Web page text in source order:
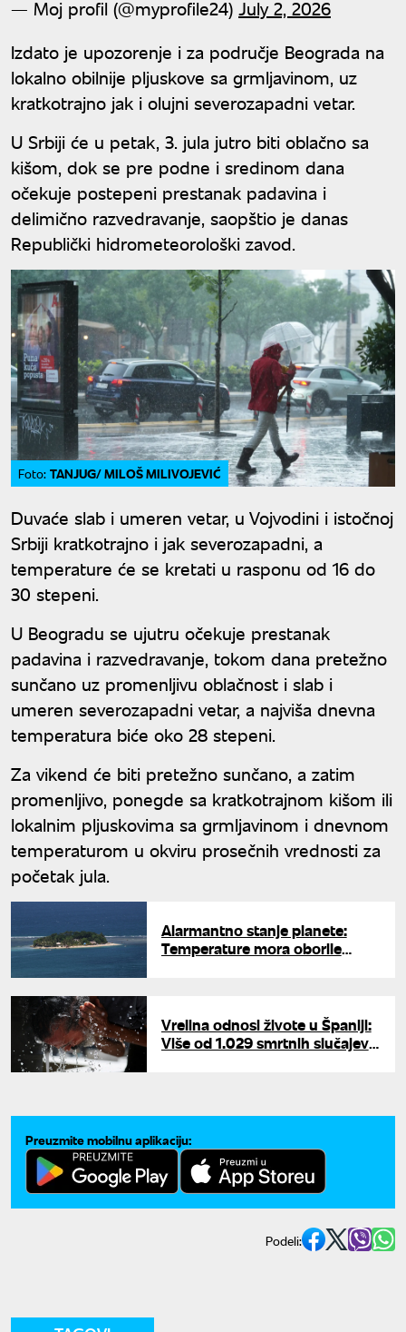
— Moj profil (@myprofile24) July 2, 2026
Izdato je upozorenje i za područje Beograda na
lokalno obilnije pljuskove sa grmljavinom, uz
kratkotrajno jak i olujni severozapadni vetar.
U Srbiji će u petak, 3. jula jutro biti oblačno sa
kišom, dok se pre podne i sredinom dana
očekuje postepeni prestanak padavina i
delimično razvedravanje, saopštio je danas
Republički hidrometeorološki zavod.
Foto: TANJUG/ MILOŠ MILIVOJEVIĆ
Duvaće slab i umeren vetar, u Vojvodini i istočnoj
Srbiji kratkotrajno i jak severozapadni, a
temperature će se kretati u rasponu od 16 do
30 stepeni.
U Beogradu se ujutru očekuje prestanak
padavina i razvedravanje, tokom dana pretežno
sunčano uz promenljivu oblačnost i slab i
umeren severozapadni vetar, a najviša dnevna
temperatura biće oko 28 stepeni.
Za vikend će biti pretežno sunčano, a zatim
promenljivo, ponegde sa kratkotrajnom kišom ili
lokalnim pljuskovima sa grmljavinom i dnevnom
temperaturom u okviru prosečnih vrednosti za
početak jula.
Alarmantno stanje planete:
Temperature mora oborile
Vrelina odnosi živote u Španiji:
Više od 1.029 smrtnih slučajeva
Preuzmite mobilnu aplikaciju:
Podeli: